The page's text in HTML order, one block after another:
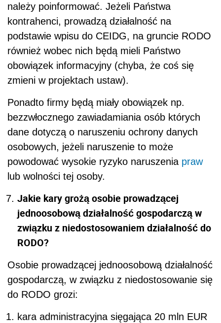
należy poinformować. Jeżeli Państwa
kontrahenci, prowadzą działalność na
podstawie wpisu do CEIDG, na gruncie RODO
również wobec nich będą mieli Państwo
obowiązek informacyjny (chyba, że coś się
zmieni w projektach ustaw).
Ponadto firmy będą miały obowiązek np.
bezzwłocznego zawiadamiania osób których
dane dotyczą o naruszeniu ochrony danych
osobowych, jeżeli naruszenie to może
powodować wysokie ryzyko naruszenia praw
lub wolności tej osoby.
Jakie kary grożą osobie prowadzącej
jednoosobową działalność gospodarczą w
związku z niedostosowaniem działalność do
RODO?
Osobie prowadzącej jednoosobową działalność
gospodarczą, w związku z niedostosowanie się
do RODO grozi:
kara administracyjna sięgająca 20 mln EUR